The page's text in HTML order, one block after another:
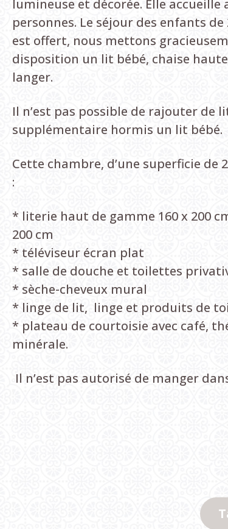
lumineuse et décorée. Elle
personnes. Le séjour des enfants
est offert, nous mettons
disposition un lit bébé, chaise
langer.
Il n’est pas possible de rajouter de
supplémentaire hormis un lit bébé.
Cette chambre, d’une superficie de
:
* literie haut de gamme 160 x 200
200 cm
* téléviseur écran plat
* salle de douche et toilettes
* sèche-cheveux mural
* linge de lit, linge et produits de
* plateau de courtoisie avec café,
minérale.
Il n’est pas autorisé de manger